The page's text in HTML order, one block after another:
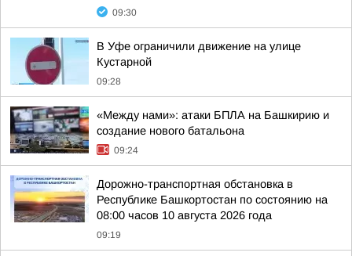
09:30
В Уфе ограничили движение на улице
Кустарной
09:28
«Между нами»: атаки БПЛА на Башкирию и
создание нового батальона
09:24
Дорожно-транспортная обстановка в
Республике Башкортостан по состоянию на
08:00 часов 10 августа 2026 года
09:19